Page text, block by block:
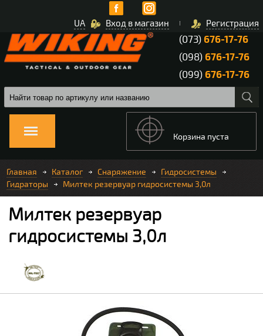
Вход в магазин Регистрация
UA
(073)676-17-76
(098)676-17-76
(099)676-17-76
Корзина пуста
Главная Каталог Снаряжение
Гидросистемы
Гидраторы
Милтек резервуар гидросистемы 3,0л
Милтек резервуар
гидросистемы 3,0л